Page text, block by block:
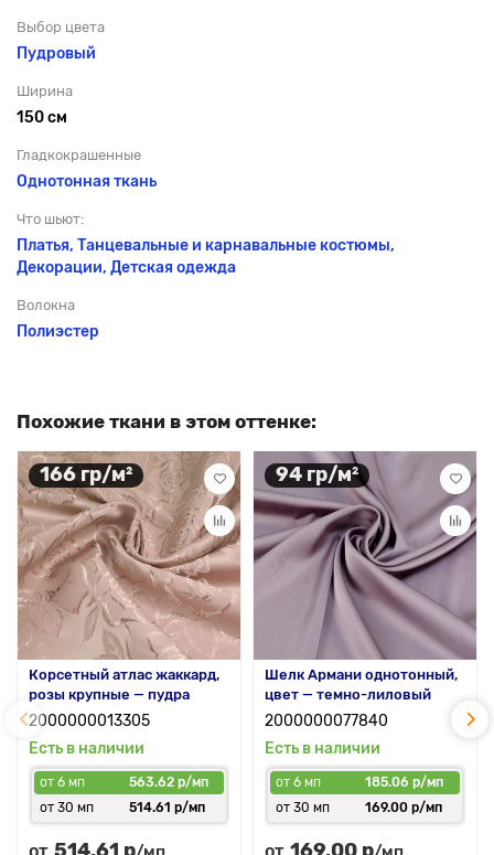
Выбор цвета
Пудровый
Ширина
150 см
Гладкокрашенные
Однотонная ткань
Что шьют:
Платья, Танцевальные и карнавальные костюмы,
Декорации, Детская одежда
Волокна
Полиэстер
Похожие ткани в этом оттенке:
166 гр/м²
Корсетный атлас жаккард,
розы крупные — пудра
2000000013305
Есть в наличии
от 6 мп
563.62 р/мп
от 30 мп
514.61 р/мп
94 гр/м²
Шелк Армани однотонный,
цвет — темно-лиловый
2000000077840
Есть в наличии
от 6 мп
185.06 р/мп
от 30 мп
169.00 р/мп